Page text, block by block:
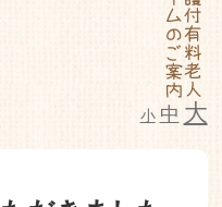
小 中 大
| 介護付有料